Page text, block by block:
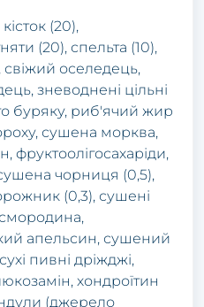
(20),
(20), спельта (10),
оселедець,
зневоднені цільні
буряку, риб'ячий жир
сушена морква,
фруктоолігосахаріди,
чорниця (0,5),
(0,3), сушені
апельсин, сушений
пивні дріжджі,
хондроїтин
(джерело